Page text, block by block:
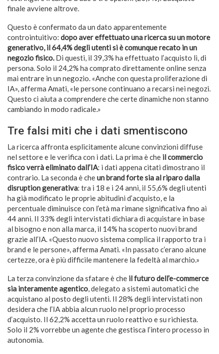
finale avviene altrove.
Questo è confermato da un dato apparentemente
controintuitivo: dopo aver effettuato una ricerca su un motore
generativo, il 64,4% degli utenti si è comunque recato in un
negozio fisico. Di questi, il 39,3% ha effettuato l’acquisto lì, di
persona. Solo il 24,2% ha comprato direttamente online senza
mai entrare in un negozio. «Anche con questa proliferazione di
IA», afferma Amati, «le persone continuano a recarsi nei negozi.
Questo ci aiuta a comprendere che certe dinamiche non stanno
cambiando in modo radicale.»
Tre falsi miti che i dati smentiscono
La ricerca affronta esplicitamente alcune convinzioni diffuse
nel settore e le verifica con i dati. La prima è che il commercio
fisico verrà eliminato dall’IA: i dati appena citati dimostrano il
contrario. La seconda è cheun brand forte sia al riparo dalla
disruption generativa: tra i 18 e i 24 anni, il 55,6% degli utenti
ha già modificato le proprie abitudini d’acquisto, e la
percentuale diminuisce con l’età ma rimane significativa fino ai
44 anni. Il 33% degli intervistati dichiara di acquistare in base
al bisogno e non alla marca, il 14% ha scoperto nuovi brand
grazie all’IA. «Questo nuovo sistema complica il rapporto tra i
brand e le persone», afferma Amati. «In passato c’erano alcune
certezze, ora è più difficile mantenere la fedeltà al marchio.»
La terza convinzione da sfatare è che il futuro dell’e-commerce
sia interamente agentico , delegato a sistemi automatici che
acquistano al posto degli utenti. Il 28% degli intervistati non
desidera che l’IA abbia alcun ruolo nel proprio processo
d’acquisto. Il 62,2% accetta un ruolo reattivo e su richiesta.
Solo il 2% vorrebbe un agente che gestisca l’intero processo in
autonomia.